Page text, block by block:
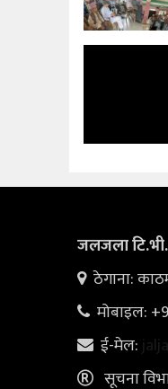
जलजला टि.भी.
ठेगाना:
मोबाइल:
ई-मेल:
सूचना